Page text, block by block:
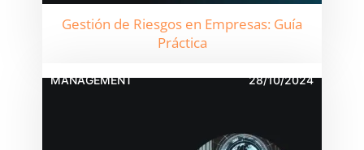
Gestión de Riesgos en Empresas: Guía
Práctica
MANAGEMENT 28/10/2024